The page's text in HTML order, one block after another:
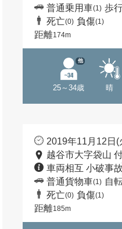
普通乗用車(1) 歩
死亡(0) 負傷(1)
距離174m
25～34歳
他
晴
2019年11月12日(
越谷市大字袋山
車両相互 小破事故
普通貨物車(1) 自
死亡(0) 負傷(1)
距離185m